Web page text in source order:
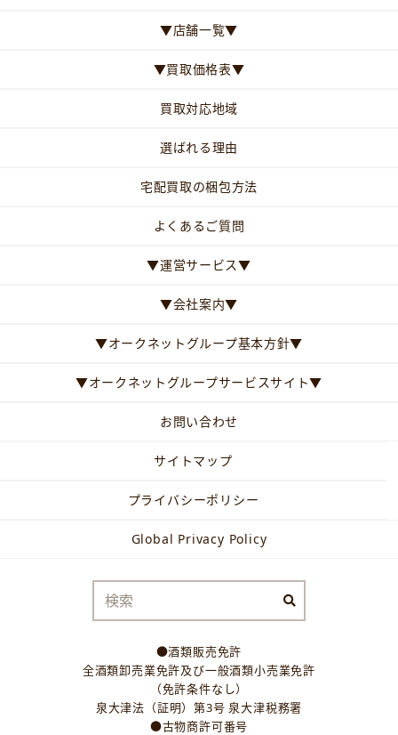
▼店舗一覧▼
▼買取価格表▼
買取対応地域
選ばれる理由
宅配買取の梱包方法
よくあるご質問
▼運営サービス▼
▼会社案内▼
▼オークネットグループ基本方針▼
▼オークネットグループサービスサイト▼
お問い合わせ
サイトマップ
プライバシーポリシー
Global Privacy Policy
●酒類販売免許
全酒類卸売業免許及び一般酒類小売業免許
（免許条件なし）
泉大津法（証明）第3号 泉大津税務署
●古物商許可番号